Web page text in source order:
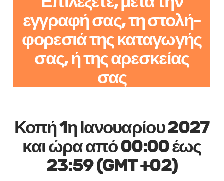
εγγραφή σας, τη στολή-
φορεσιά της καταγωγής
σας, ή της αρεσκείας
σας
Κοπή 1η Ιανουαρίου 2027
και ώρα από 00:00 έως
23:59 (GMT +02)